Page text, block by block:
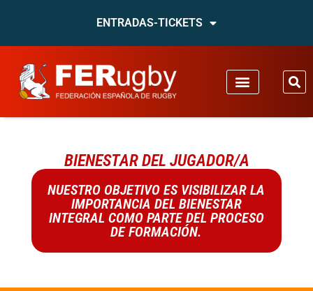
ENTRADAS-TICKETS
BIENESTAR DEL JUGADOR/A
NUESTRO OBJETIVO ES VISIBILIZAR LA
IMPORTANCIA DEL BIENESTAR
INTEGRAL COMO PARTE DEL PROCESO
DE FORMACIÓN.